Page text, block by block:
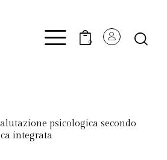
0
psicologica secondo
integrata